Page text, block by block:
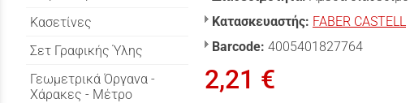
Κασετίνες
Σετ Γραφικής Ύλης
Γεωμετρικά Όργανα -
Χάρακες - Μέτρο
Κατασκευαστής: FABER CASTELL
Barcode: 4005401827764
2,21 €